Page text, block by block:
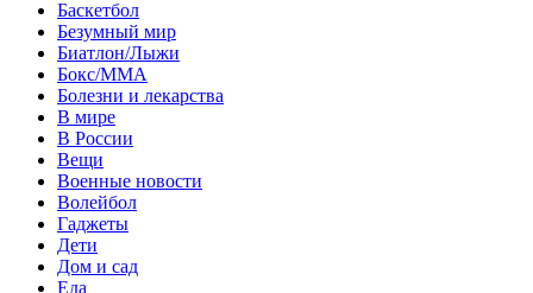
Баскетбол
Безумный мир
Биатлон/Лыжи
Бокс/MMA
Болезни и лекарства
В мире
В России
Вещи
Военные новости
Волейбол
Гаджеты
Дети
Дом и сад
Еда